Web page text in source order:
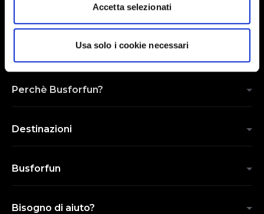
Accetta selezionati
Usa solo i cookie necessari
INVIA
Perchè Busforfun?
Destinazioni
Busforfun
Bisogno di aiuto?